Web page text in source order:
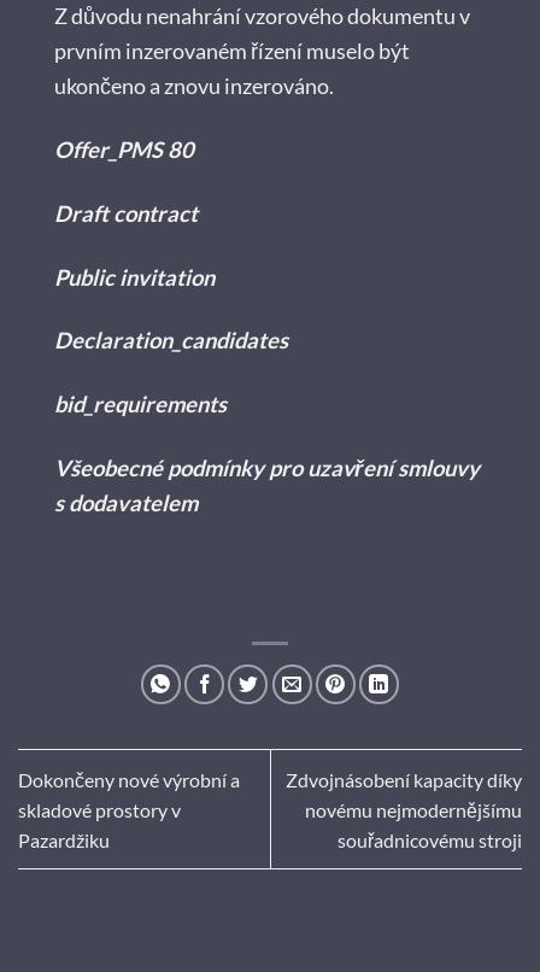
Z důvodu nenahrání vzorového dokumentu v
prvním inzerovaném řízení muselo být
ukončeno a znovu inzerováno.
Offer_PMS 80
Draft contract
Public invitation
Declaration_candidates
bid_requirements
Všeobecné podmínky pro uzavření smlouvy
s dodavatelem
Dokončeny nové výrobní a
skladové prostory v
Pazardžiku
Zdvojnásobení kapacity díky
novému nejmodernějšímu
souřadnicovému stroji